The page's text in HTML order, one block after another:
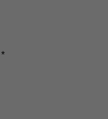
*Zahtevano